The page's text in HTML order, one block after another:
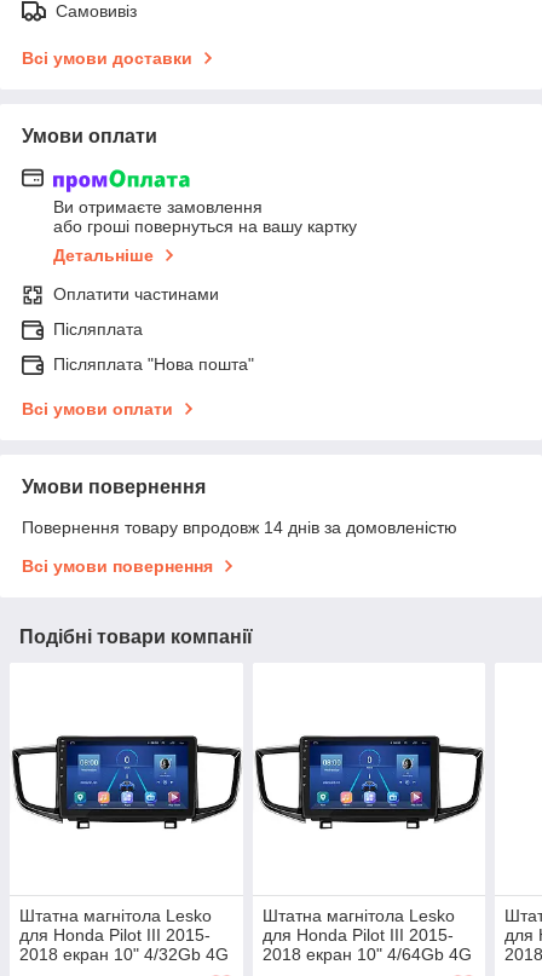
Самовивіз
Всі умови доставки
Умови оплати
Ви отримаєте замовлення
або гроші повернуться на вашу картку
Детальніше
Оплатити частинами
Післяплата
Післяплата "Нова пошта"
Всі умови оплати
Умови повернення
Повернення товару впродовж 14 днів за домовленістю
Всі умови повернення
Подібні товари компанії
Штатна магнітола Lesko
для Honda Pilot III 2015-
2018 екран 10" 4/32Gb 4G
Штатна магнітола Lesko
для Honda Pilot III 2015-
2018 екран 10" 4/64Gb 4G
для